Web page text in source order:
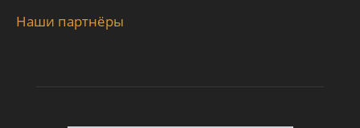
Наши партнёры